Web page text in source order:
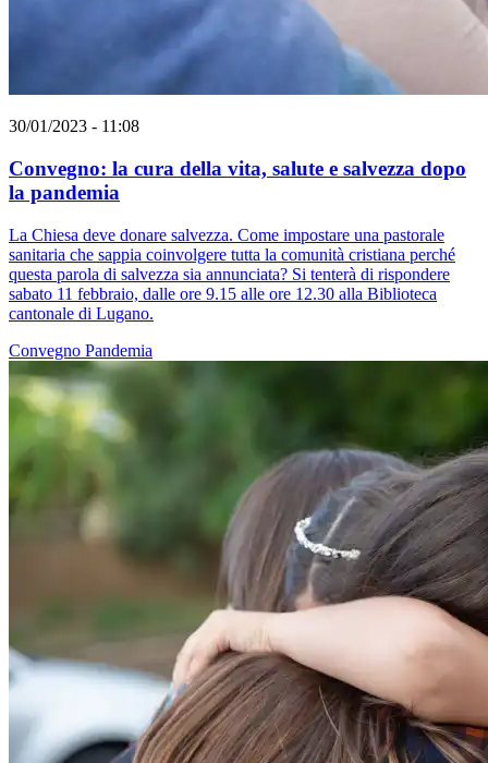
30/01/2023 - 11:08
Convegno: la cura della vita, salute e salvezza dopo
la pandemia
La Chiesa deve donare salvezza. Come impostare una pastorale
sanitaria che sappia coinvolgere tutta la comunità cristiana perché
questa parola di salvezza sia annunciata? Si tenterà di rispondere
sabato 11 febbraio, dalle ore 9.15 alle ore 12.30 alla Biblioteca
cantonale di Lugano.
Convegno Pandemia